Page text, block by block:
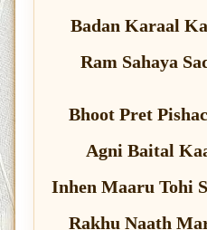
Badan Karaal
Ram Sahaya
Bhoot Pret
Agni Baital
Inhen Maaru Tohi
Rakhu Naath